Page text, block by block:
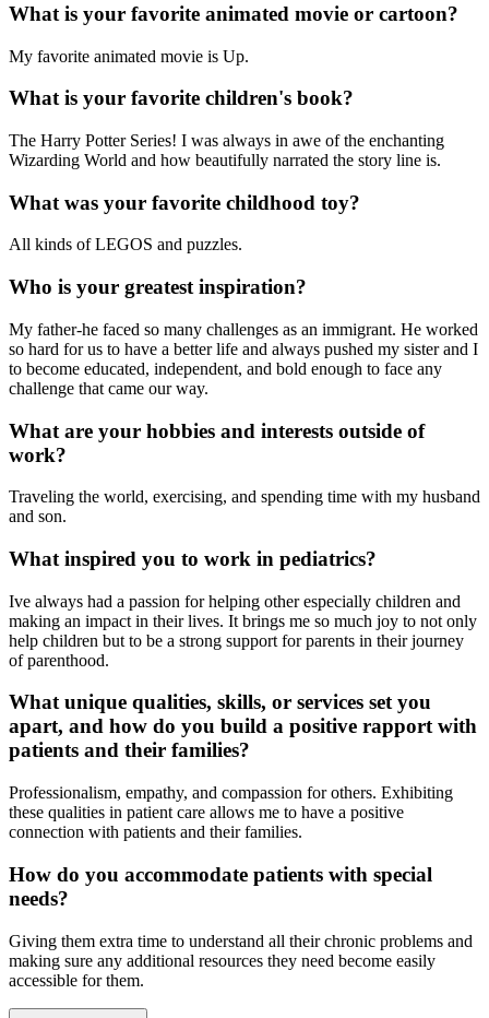
What is your favorite animated movie or cartoon?
My favorite animated movie is Up.
What is your favorite children's book?
The Harry Potter Series! I was always in awe of the enchanting
Wizarding World and how beautifully narrated the story line is.
What was your favorite childhood toy?
All kinds of LEGOS and puzzles.
Who is your greatest inspiration?
My father-he faced so many challenges as an immigrant. He worked
so hard for us to have a better life and always pushed my sister and I
to become educated, independent, and bold enough to face any
challenge that came our way.
What are your hobbies and interests outside of
work?
Traveling the world, exercising, and spending time with my husband
and son.
What inspired you to work in pediatrics?
Ive always had a passion for helping other especially children and
making an impact in their lives. It brings me so much joy to not only
help children but to be a strong support for parents in their journey
of parenthood.
What unique qualities, skills, or services set you
apart, and how do you build a positive rapport with
patients and their families?
Professionalism, empathy, and compassion for others. Exhibiting
these qualities in patient care allows me to have a positive
connection with patients and their families.
How do you accommodate patients with special
needs?
Giving them extra time to understand all their chronic problems and
making sure any additional resources they need become easily
accessible for them.